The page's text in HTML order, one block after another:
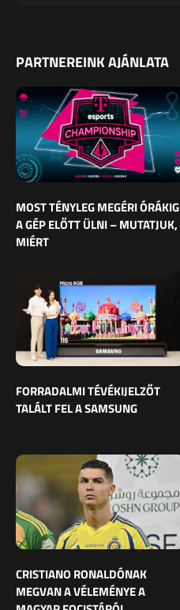
PARTNEREINK AJÁNLATA
MOST TÉNYLEG MEGÉRI ÓRÁKIG
A GÉP ELŐTT ÜLNI – MUTATJUK,
MIÉRT
FORRADALMI TÉVÉKIJELZŐT
TALÁLT FEL A SAMSUNG
CRISTIANO RONALDÓNAK
MEGVAN A VÉLEMÉNYE A